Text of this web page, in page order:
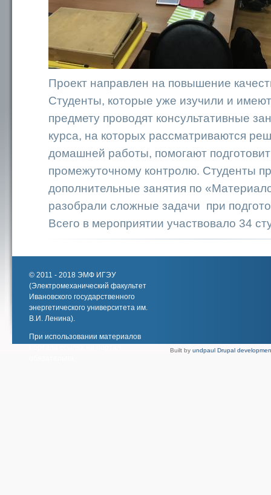
Проект направлен на повышение
Студенты, которые уже изучили и
предмету проводят консультативные
курса, на которых рассматриваются
домашней работы, помогают
промежуточному контролю. Студенты
дополнительные занятия по
разобрали сложные задачи при
Всего в мероприятии участвовало 34
© 2011 - 2018 ЭМФ ИГЭУ
(Электромеханический факультет
Ивановского государственного
энергетического университета им.
В.И. Ленина).
При использовании материалов
Built by undpaul Drupal